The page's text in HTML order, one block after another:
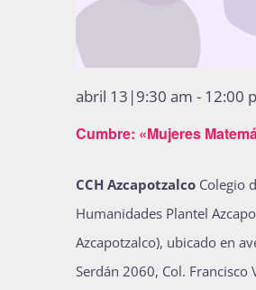
Cumbre: «Mujeres
abril 13|9:30 am - 12:00
CCH Azcapotzalco Colegio
Humanidades Plantel
Azcapotzalco), ubicado en
Serdán 2060, Col. Francisco